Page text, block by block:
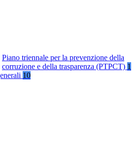
Piano triennale per la prevenzione della
corruzione e della trasparenza (PTPCT) 1
10